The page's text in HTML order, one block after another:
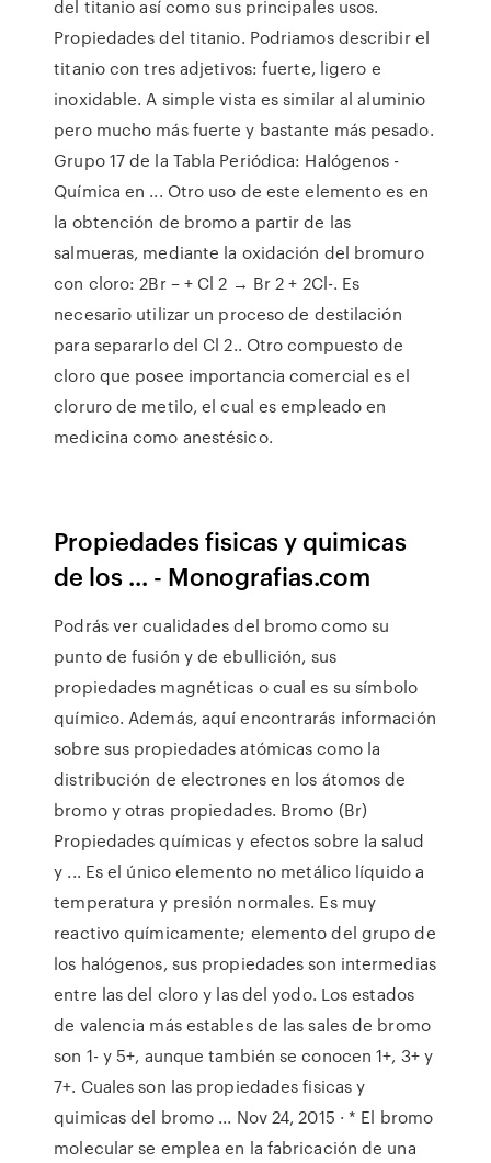
del titanio así como sus principales usos.
Propiedades del titanio. Podriamos describir el
titanio con tres adjetivos: fuerte, ligero e
inoxidable. A simple vista es similar al aluminio
pero mucho más fuerte y bastante más pesado.
Grupo 17 de la Tabla Periódica: Halógenos -
Química en ... Otro uso de este elemento es en
la obtención de bromo a partir de las
salmueras, mediante la oxidación del bromuro
con cloro: 2Br – + Cl 2 → Br 2 + 2Cl-. Es
necesario utilizar un proceso de destilación
para separarlo del Cl 2.. Otro compuesto de
cloro que posee importancia comercial es el
cloruro de metilo, el cual es empleado en
medicina como anestésico.
Propiedades fisicas y quimicas
de los ... - Monografias.com
Podrás ver cualidades del bromo como su
punto de fusión y de ebullición, sus
propiedades magnéticas o cual es su símbolo
químico. Además, aquí encontrarás información
sobre sus propiedades atómicas como la
distribución de electrones en los átomos de
bromo y otras propiedades. Bromo (Br)
Propiedades químicas y efectos sobre la salud
y ... Es el único elemento no metálico líquido a
temperatura y presión normales. Es muy
reactivo químicamente; elemento del grupo de
los halógenos, sus propiedades son intermedias
entre las del cloro y las del yodo. Los estados
de valencia más estables de las sales de bromo
son 1- y 5+, aunque también se conocen 1+, 3+ y
7+. Cuales son las propiedades fisicas y
quimicas del bromo ... Nov 24, 2015 · * El bromo
molecular se emplea en la fabricación de una